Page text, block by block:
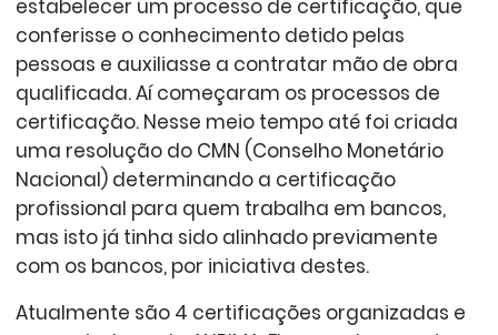
estabelecer um processo de certificação, que
conferisse o conhecimento detido pelas
pessoas e auxiliasse a contratar mão de obra
qualificada. Aí começaram os processos de
certificação. Nesse meio tempo até foi criada
uma resolução do CMN (Conselho Monetário
Nacional) determinando a certificação
profissional para quem trabalha em bancos,
mas isto já tinha sido alinhado previamente
com os bancos, por iniciativa destes.
Atualmente são 4 certificações organizadas e